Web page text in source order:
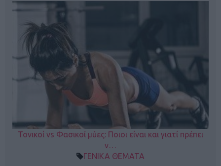
Τονικοί vs Φασικοί μύες: Ποιοι είναι και γιατί πρέπει
ν…
ΓΕΝΙΚΑ ΘΕΜΑΤΑ